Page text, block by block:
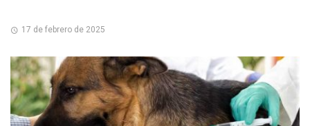
17 de febrero de 2025